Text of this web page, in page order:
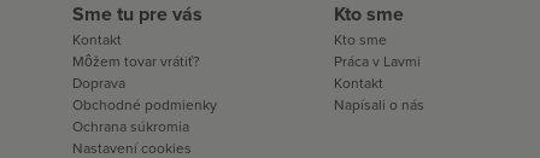
Sme tu pre vás
Kontakt
Môžem tovar vrátiť?
Doprava
Obchodné podmienky
Ochrana súkromia
Nastavení cookies
Kto sme
Kto sme
Práca v Lavmi
Kontakt
Napísali o nás